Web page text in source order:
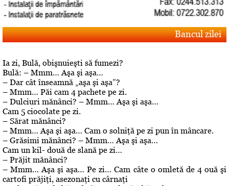
Bancul zilei
Ia zi, Bulă, obişnuieşti să fumezi?
Bulă: – Mmm… Aşa şi aşa…
– Dar cât înseamnă „aşa şi aşa”?
– Mmm… Păi cam 4 pachete pe zi.
– Dulciuri mănânci? – Mmm… Aşa şi aşa…
Cam 5 ciocolate pe zi.
– Sărat mănânci?
– Mmm… Aşa şi aşa… Cam o solniţă pe zi pun în mâncare.
– Grăsimi mănânci? – Mmm… Aşa şi aşa…
Cam un kil- două de slană pe zi…
– Prăjit mănânci?
– Mmm… Aşa şi aşa… Pe zi… Cam câte o omletă de 4 ouă şi
cartofi prăjiţi, asezonaţi cu cârnaţi